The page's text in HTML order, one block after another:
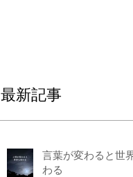
最新記事
言葉が変わると世
わる